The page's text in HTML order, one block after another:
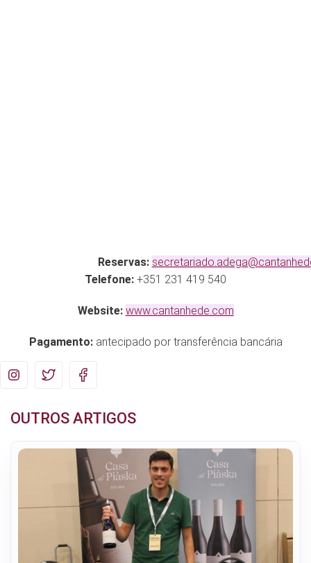
Reservas:
Telefone: +351 231 419 540
Website: www.cantanhede.com
Pagamento:antecipado por transferência bancária
OUTROS ARTIGOS